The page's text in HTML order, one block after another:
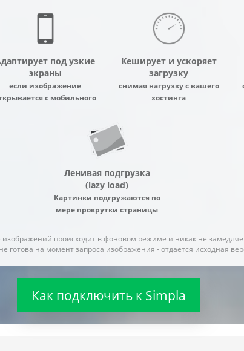
под узкие
экраны
если изображение
с мобильного
Кеширует и ускоряет
загрузку
снимая нагрузку с вашего
хостинга
Ленивая подгрузка
(lazy load)
Картинки подгружаются по
мере прокрутки страницы
изображений происходит в фоновом режиме и никак не
готова на момент запроса изображения - отдается исходная
Как подключить к Simpla